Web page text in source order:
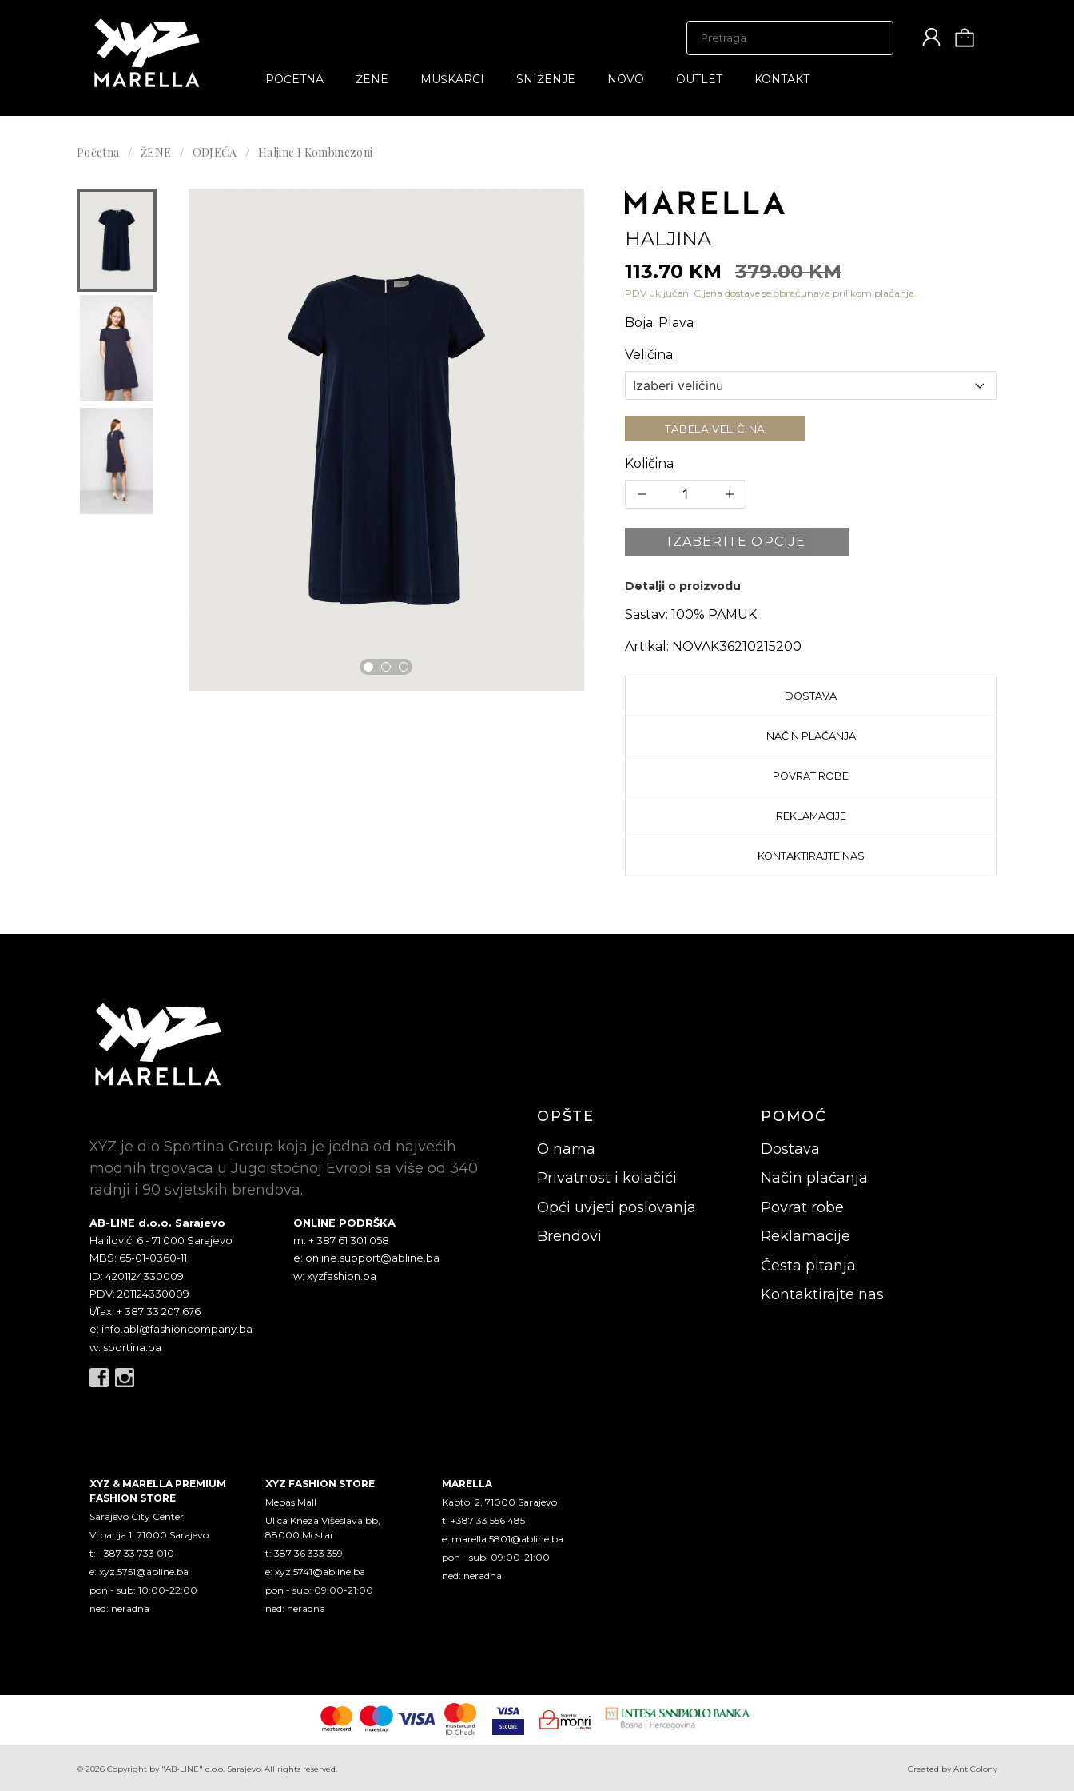
POČETNA ŽENE MUŠKARCI SNIŽENJE NOVO OUTLET KONTAKT
Početna ŽENE ODJEĆA Haljine I Kombinezoni
HALJINA
113.70 KM
379.00 KM
PDV uključen. Cijena dostave se obračunava prilikom plaćanja.
Boja: Plava
Veličina
TABELA VELIČINA
Količina
IZABERITE OPCIJE
Detalji o proizvodu
Sastav: 100% PAMUK
Artikal: NOVAK36210215200
DOSTAVA
NAČIN PLAĆANJA
POVRAT ROBE
REKLAMACIJE
KONTAKTIRAJTE NAS
XYZ je dio Sportina Group koja je jedna od najvećih
modnih trgovaca u Jugoistočnoj Evropi sa više od 340
radnji i 90 svjetskih brendova.
AB-LINE d.o.o. Sarajevo
Halilovići 6 - 71 000 Sarajevo
MBS: 65-01-0360-11
ID: 4201124330009
PDV: 201124330009
t/fax: + 387 33 207 676
e: info.abl@fashioncompany.ba
w: sportina.ba
ONLINE PODRŠKA
m: + 387 61 301 058
e: online.support@abline.ba
w: xyzfashion.ba
OPŠTE
O nama
Privatnost i kolačići
Opći uvjeti poslovanja
Brendovi
POMOĆ
Dostava
Način plaćanja
Povrat robe
Reklamacije
Česta pitanja
Kontaktirajte nas
XYZ & MARELLA PREMIUM
FASHION STORE
Sarajevo City Center
Vrbanja 1, 71000 Sarajevo
t: +387 33 733 010
e: xyz.5751@abline.ba
pon - sub: 10:00-22:00
ned: neradna
XYZ FASHION STORE
Mepas Mall
Ulica Kneza Višeslava bb,
88000 Mostar
t: 387 36 333 359
e:xyz.5741@abline.ba
pon - sub: 09:00-21:00
ned: neradna
MARELLA
Kaptol 2, 71000 Sarajevo
t: +387 33 556 485
e: marella.5801@abline.ba
pon - sub: 09:00-21:00
ned: neradna
© 2026 Copyright by "AB-LINE" d.o.o. Sarajevo. All rights reserved. Created by Ant Colony